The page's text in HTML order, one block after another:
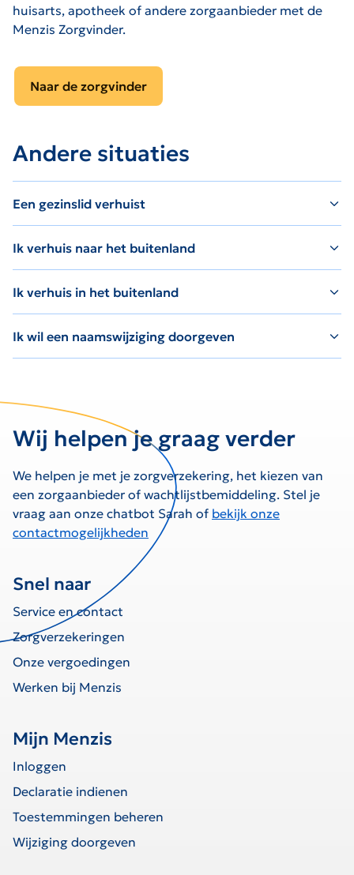
huisarts, apotheek of andere zorgaanbieder met de
Menzis Zorgvinder.
Naar de zorgvinder
Andere situaties
Een gezinslid verhuist
Ik verhuis naar het buitenland
Ik verhuis in het buitenland
Ik wil een naamswijziging doorgeven
Wij helpen je graag verder
We helpen je met je zorgverzekering, het kiezen van
een zorgaanbieder of wachtlijstbemiddeling. Stel je
vraag aan onze chatbot Sarah of bekijk onze
contactmogelijkheden
Snel naar
Service en contact
Zorgverzekeringen
Onze vergoedingen
Werken bij Menzis
Mijn Menzis
Inloggen
Declaratie indienen
Toestemmingen beheren
Wijziging doorgeven